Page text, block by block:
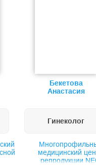
Бекетова
Анастасия
Гинеколог
медицинский
репродукции